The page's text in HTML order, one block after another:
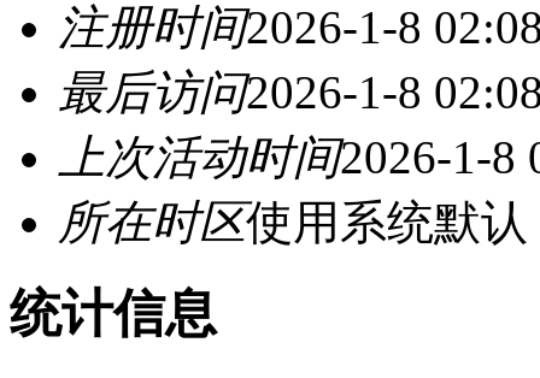
注册时间2026-1-8
最后访问2026-1-8
上次活动时间2026-1-8
所在时区使用系统默认
统计信息